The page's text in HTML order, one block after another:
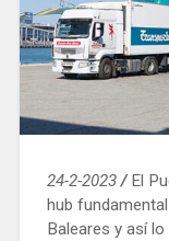
24-2-2023/El
hub
Baleares y así